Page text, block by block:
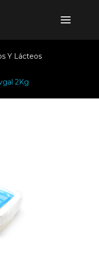
Y Lácteos
2Kg